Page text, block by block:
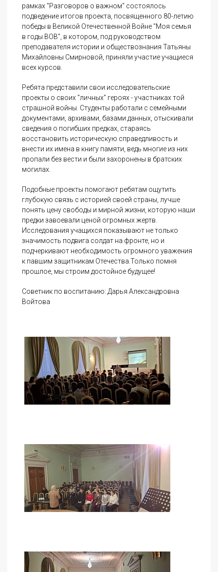
рамках "Разговоров о важном" состоялось
подведение итогов проекта, посвященного 80-летию
победы в Великой Отечественной Войне "Моя семья
в годы ВОВ", в котором, под руководством
преподавателя истории и обществознания Татьяны
Михайловны Смирновой, приняли участие учащиеся
всех курсов.
Ребята представили свои исследовательские
проекты о своих "личных" героях - участниках той
страшной войны. Студенты работали с семейными
документами, архивами, базами данных, отыскивали
сведения о погибших предках, стараясь
восстановить историческую справедливость и
внести их имена в книгу памяти, ведь многие из них
пропали без вести и были захоронены в братских
могилах.
Подобные проекты помогают ребятам ощутить
глубокую связь с историей своей страны, лучше
понять цену свободы и мирной жизни, которую наши
предки завоевали ценой огромных жертв.
Исследования учащихся показывают не только
значимость подвига солдат на фронте, но и
подчеркивают необходимость огромного уважения
к павшим защитникам Отечества.Только помня
прошлое, мы строим достойное будущее!
Советник по воспитанию: Дарья Александровна
Войтова